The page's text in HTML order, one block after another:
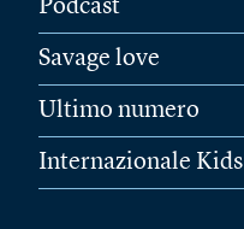
Podcast
Savage love
Ultimo numero
Internazionale Kids